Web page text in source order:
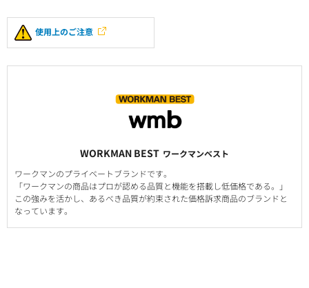
使用上のご注意
WORKMAN BEST ワークマンベスト
ワークマンのプライベートブランドです。
「ワークマンの商品はプロが認める品質と機能を搭載し低価格である。」
この強みを活かし、あるべき品質が約束された価格訴求商品のブランドと
なっています。